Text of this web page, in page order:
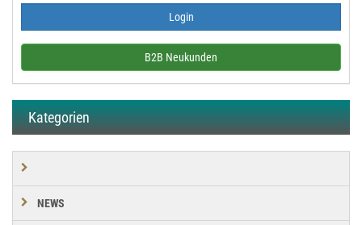
B2B Neukunden
Kategorien
NEWS